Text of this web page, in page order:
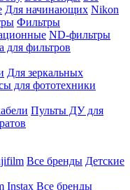
Для начинающих Nikon
Фильтры
ND-фильтры
для фильтров
Для зеркальных
для фототехники
Пульты ДУ для
Все бренды Детские
Instax Все бренды